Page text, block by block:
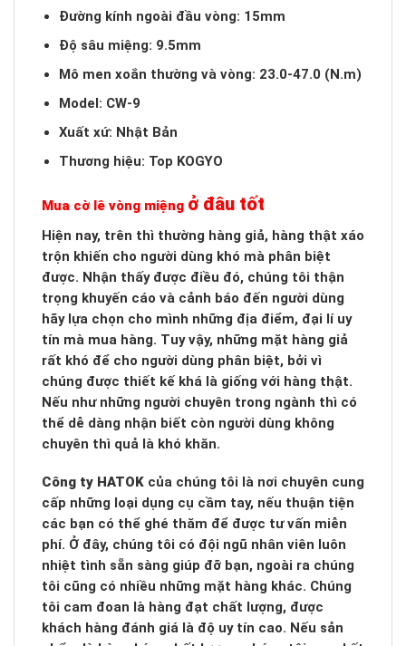
Đường kính ngoài đầu vòng: 15mm
Độ sâu miệng: 9.5mm
Mô men xoắn thường và vòng: 23.0-47.0 (N.m)
Model: CW-9
Xuất xứ: Nhật Bản
Thương hiệu: Top KOGYO
Mua cờ lê vòng miệng ở đâu tốt
Hiện nay, trên thì thường hàng giả, hàng thật xáo
trộn khiến cho người dùng khó mà phân biệt
được. Nhận thấy được điều đó, chúng tôi thận
trọng khuyến cáo và cảnh báo đến người dùng
hãy lựa chọn cho mình những địa điểm, đại lí uy
tín mà mua hàng. Tuy vậy, những mặt hàng giả
rất khó để cho người dùng phân biệt, bởi vì
chúng được thiết kế khá là giống với hàng thật.
Nếu như những người chuyên trong ngành thì có
thể dễ dàng nhận biết còn người dùng không
chuyên thì quả là khó khăn.
Công ty HATOK của chúng tôi là nơi chuyên cung
cấp những loại dụng cụ cầm tay, nếu thuận tiện
các bạn có thể ghé thăm để được tư vấn miễn
phí. Ở đây, chúng tôi có đội ngũ nhân viên luôn
nhiệt tình sẵn sàng giúp đỡ bạn, ngoài ra chúng
tôi cũng có nhiều những mặt hàng khác. Chúng
tôi cam đoan là hàng đạt chất lượng, được
khách hàng đánh giá là độ uy tín cao. Nếu sản